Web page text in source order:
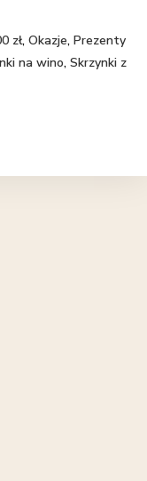
zł,Okazje,Prezenty
na wino,Skrzynki z